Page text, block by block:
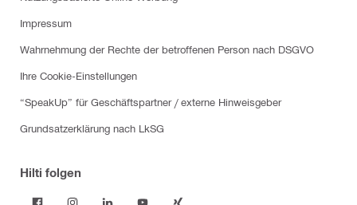
Impressum
Wahrnehmung der Rechte der betroffenen Person nach DSGVO
Ihre Cookie-Einstellungen
“SpeakUp” für Geschäftspartner / externe Hinweisgeber
Grundsatzerklärung nach LkSG
Hilti folgen